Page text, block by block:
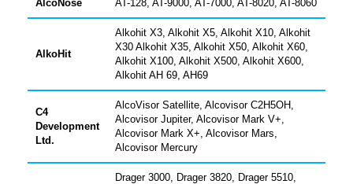
AlcoNose AT-128, AT-9000, AT-7000, AT-8020, AT-8060
AlkoHit
Alkohit X3, Alkohit X5, Alkohit X10, Alkohit
X30 Alkohit X35, Alkohit X50, Alkohit X60,
Alkohit X100, Alkohit X500, Alkohit X600,
Alkohit AH 69, AH69
C4
Development
Ltd.
AlcoVisor Satellite, Alcovisor C2H5OH,
Alcovisor Jupiter, Alcovisor Mark V+,
Alcovisor Mark X+, Alcovisor Mars,
Alcovisor Mercury
Drager 3000, Drager 3820, Drager 5510,